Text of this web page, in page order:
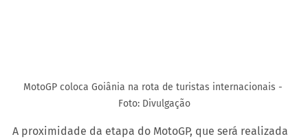
MotoGP coloca Goiânia na rota de turistas internacionais -
Foto: Divulgação
A proximidade da etapa do MotoGP, que será realizada